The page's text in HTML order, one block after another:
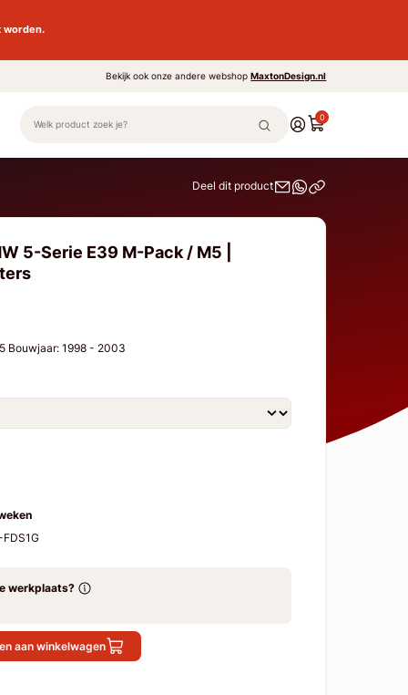
worden.
Bekijk ook onze andere webshopMaxtonDesign.nl
0
Deel dit product
5-Serie E39 M-Pack / M5 |
Bouwjaar: 1998 - 2003
werkplaats?
aan winkelwagen